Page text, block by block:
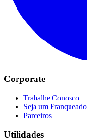
Corporate
Trabalhe Conosco
Seja um Franqueado
Parceiros
Utilidades